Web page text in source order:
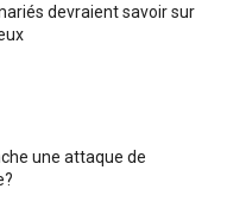
devraient savoir sur
une attaque de